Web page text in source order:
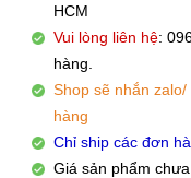
HCM
Vui lòng liên hệ:
hàng.
Shop sẽ nhắn
hàng
Chỉ ship các đơn
Giá sản phẩm